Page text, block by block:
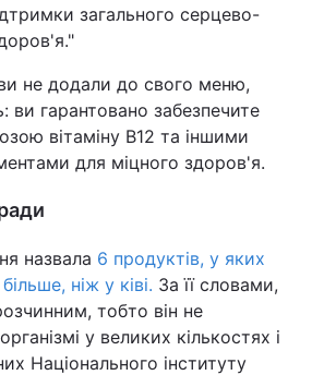
загального серцево-
не додали до свого меню,
ви гарантовано забезпечите
вітаміну B12 та іншими
для міцного здоров'я.
назвала 6 продуктів, у яких
ніж у ківі. За її словами,
тобто він не
у великих кількостях і
Національного інституту